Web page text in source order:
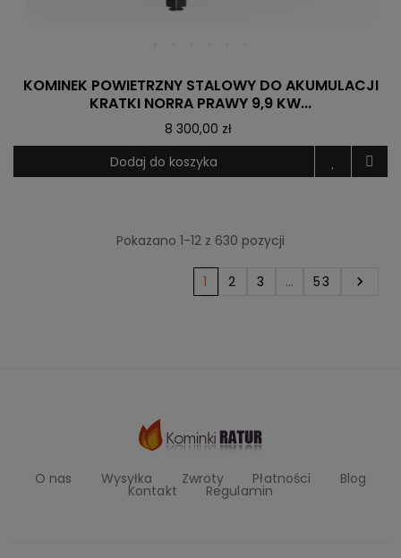
KOMINEK POWIETRZNY STALOWY DO AKUMULACJI
KRATKI NORRA PRAWY 9,9 KW...
8 300,00 zł
Dodaj do koszyka
Pokazano 1-12 z 630 pozycji
1 2 3 … 53 
O nas Wysyłka Zwroty Płatności Blog
Kontakt Regulamin